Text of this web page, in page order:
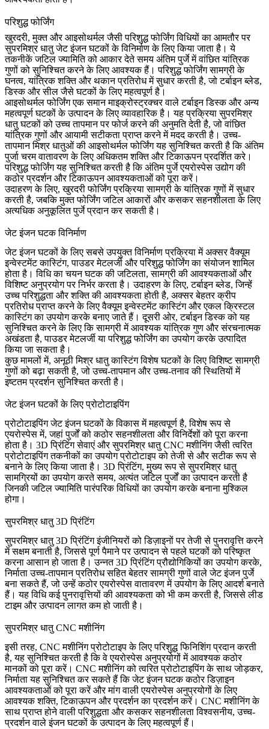
परिशुद्ध फोर्जिंग
खुरदरी, मुक्त और आइसोथर्मल जैसी परिशुद्ध फोर्जिंग विधियों का आमतौर पर
सुपरमिश्र धातु जेट इंजन घटकों के विनिर्माण के लिए किया जाता है। ये
तकनीकें जटिल ज्यामिति को आकार देते समय अंतिम पुर्जे में वांछित यांत्रिक
गुणों को सुनिश्चित करने के लिए आवश्यक हैं।परिशुद्ध फोर्जिंगसामग्री के
घनत्व, यांत्रिक शक्ति और थकान प्रतिरोध में सुधार करती है, जो टर्बाइन ब्लेड,
डिस्क और सील जैसे घटकों के लिए महत्वपूर्ण है।
आइसोथर्मल फोर्जिंग एक समान माइक्रोस्ट्रक्चर वाले टर्बाइन डिस्क और अन्य
महत्वपूर्ण घटकों के उत्पादन के लिए व्यावहारिक है। यह प्रक्रिया सुपरमिश्र
धातु घटकों को उच्च तापमान पर फोर्ज करने की अनुमति देती है, जो वांछित
यांत्रिक गुणों और आयामी सटीकता प्राप्त करने में मदद करती है।उच्च-
तापमान मिश्र धातुओं की आइसोथर्मल फोर्जिंगयह सुनिश्चित करती है कि अंतिम
पुर्जा चरम वातावरण के लिए अधिकतम शक्ति और टिकाऊपन प्रदर्शित करे।
परिशुद्ध फोर्जिंग यह सुनिश्चित करती है कि अंतिम पुर्जे एयरोस्पेस उद्योग की
कठोर प्रदर्शन और टिकाऊपन आवश्यकताओं को पूरा करें।
उदाहरण के लिए,खुरदरी फोर्जिंग प्रक्रियासामग्री के यांत्रिक गुणों में सुधार
करती है, जबकिमुक्त फोर्जिंगजटिल आकारों और कसकर सहनशीलता के लिए
अत्यधिक अनुकूलित पुर्जे प्रदान कर सकती है।
जेट इंजन घटक विनिर्माण
जेट इंजन घटकों के लिए सबसे उपयुक्त विनिर्माण प्रक्रिया में अक्सर वैक्यूम
इन्वेस्टमेंट कास्टिंग, पाउडर मेटलर्जी और परिशुद्ध फोर्जिंग का संयोजन शामिल
होता है। विधि का चयन घटक की जटिलता, सामग्री की आवश्यकताओं और
विशिष्ट अनुप्रयोग पर निर्भर करता है। उदाहरण के लिए, टर्बाइन ब्लेड, जिन्हें
उच्च परिशुद्धता और शक्ति की आवश्यकता होती है, अक्सर बेहतर क्रीप
प्रतिरोध प्राप्त करने के लिए वैक्यूम इन्वेस्टमेंट कास्टिंग औरएकल क्रिस्टल
कास्टिंगका उपयोग करके बनाए जाते हैं। दूसरी ओर, टर्बाइन डिस्क को यह
सुनिश्चित करने के लिए कि सामग्री में आवश्यक यांत्रिक गुण और संरचनात्मक
अखंडता है,पाउडर मेटलर्जीया परिशुद्ध फोर्जिंग का उपयोग करके उत्पादित
किया जा सकता है।
कुछ मामलों में, अनूठी मिश्र धातु कास्टिंगविशेष घटकों के लिए विशिष्ट सामग्री
गुणों को बढ़ा सकती है, जो उच्च-तापमान और उच्च-तनाव की स्थितियों में
इष्टतम प्रदर्शन सुनिश्चित करती है।
जेट इंजन घटकों के लिए प्रोटोटाइपिंग
प्रोटोटाइपिंग जेट इंजन घटकों के विकास में महत्वपूर्ण है, विशेष रूप से
एयरोस्पेस में, जहां पुर्जों को कठोर सहनशीलता और विनिर्देशों को पूरा करना
होता है। 3D प्रिंटिंग सेवाएं औरसुपरमिश्र धातु CNC मशीनिंगजैसी त्वरित
प्रोटोटाइपिंग तकनीकों का उपयोग प्रोटोटाइप को तेजी से और सटीक रूप से
बनाने के लिए किया जाता है। 3D प्रिंटिंग, मुख्य रूप से सुपरमिश्र धातु
सामग्रियों का उपयोग करते समय, अत्यंत जटिल पुर्जों का उत्पादन करती है
जिनकी जटिल ज्यामिति पारंपरिक विधियों का उपयोग करके बनाना मुश्किल
होगा।
सुपरमिश्र धातु 3D प्रिंटिंग
सुपरमिश्र धातु 3D प्रिंटिंगइंजीनियरों को डिज़ाइनों पर तेजी से पुनरावृत्ति करने
में सक्षम बनाती है, जिससे पूर्ण पैमाने पर उत्पादन से पहले घटकों को परिष्कृत
करना आसान हो जाता है। उन्नत 3D प्रिंटिंग प्रौद्योगिकियों का उपयोग करके,
निर्माता उच्च-तापमान प्रतिरोध सहित बेहतर सामग्री गुणों वाले जेट इंजन पुर्जे
बना सकते हैं, जो उन्हें कठोर एयरोस्पेस वातावरण में उपयोग के लिए आदर्श बनाते
हैं। यह विधि कई पुनरावृत्तियों की आवश्यकता को भी कम करती है, जिससे लीड
टाइम और उत्पादन लागत कम हो जाती है।
सुपरमिश्र धातु CNC मशीनिंग
इसी तरह, CNC मशीनिंगप्रोटोटाइप के लिए परिशुद्ध फिनिशिंग प्रदान करती
है, यह सुनिश्चित करती है कि वे एयरोस्पेस अनुप्रयोगों में आवश्यक कठोर
मानकों को पूरा करें। CNC मशीनिंग को त्वरित प्रोटोटाइपिंग के साथ जोड़कर,
निर्माता यह सुनिश्चित कर सकते हैं कि जेट इंजन घटक कठोर डिज़ाइन
आवश्यकताओं को पूरा करें और मांग वाली एयरोस्पेस अनुप्रयोगों के लिए
आवश्यक शक्ति, टिकाऊपन और प्रदर्शन का प्रदर्शन करें। CNC मशीनिंग के
साथ प्राप्त होने वाली परिशुद्धता और कसकर सहनशीलता विश्वसनीय, उच्च-
प्रदर्शन वाले इंजन घटकों के उत्पादन के लिए महत्वपूर्ण हैं।